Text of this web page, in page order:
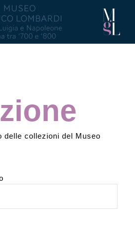
delle collezioni del Museo